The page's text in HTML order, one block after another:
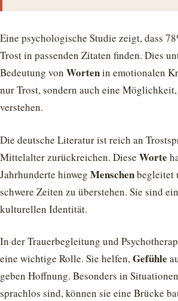
Eine psychologische Studie zeigt, dass
Trost in passenden Zitaten finden. Dies
Bedeutung von Wortenin emotionalen
nur Trost, sondern auch eine
verstehen.
Die deutsche Literatur ist reich an
Mittelalter zurückreichen. Diese Worte
Jahrhunderte hinweg Menschenbegleitet
schwere Zeiten zu überstehen. Sie sind
kulturellen Identität.
In der Trauerbegleitung und
eine wichtige Rolle. Sie helfen,Gefühle
geben Hoffnung. Besonders in
sprachlos sind, können sie eine Brücke